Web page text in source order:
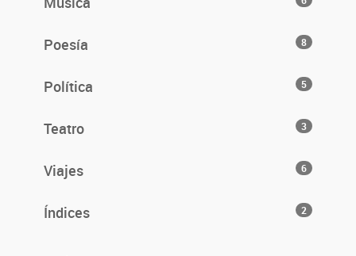
Poesía 8
Política 5
Teatro 3
Viajes 6
Índices 2